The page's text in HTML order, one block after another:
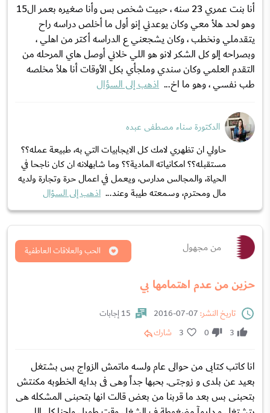
أنا بنت عمري 23 سنه ، حبيت شخص بس وأنا صغيره بعمر ال15
وهو لحد هلأ معي وكان يوعدني إنو أول ما أخلص دراسه راح
يتقدملي ونخطب ، وكان يشجعني ع الدراسه أكتر من اهلي ،
وبصراحه إلو كل الشكر لانو هو اللي خلاني أوصل هاي المرحله من
التقدم العلمي وكان سندي وملجأي بكل الأوقات أنا هلأ مخلصه
طب نفسي ، وهو ما اخ... اذهب إلى السؤال
الدكتورة سناء مصطفى عبده
حاولي ان تظهري لامك كل الايجابيات التي به، طبيعة عمله؟؟
مستقبله؟؟ امكانياته المادية؟؟ وما شابهلانه ان كان ناجحا في
الحياة، والمجالس مدارس، ويعمل في اعمال حرة وتجارة ولديه
مال ومحترم، وسمعته طيبة وعند... اذهب إلى السؤال
من مجهول
حزين من عدم اهتمامها بي
الحب والعلاقات العاطفية
تاريخ النشر:
15 إجابات
3
0
3 شارك
انا كاتب كتابى من حوالى عام ولسه ماتمش الزواج بس بشتغل
بعيد عن بلدى و زوجتى. بحبها جداً وهى فى بدايه الخطوبه مكنتش
بتحبنى بس بعد ما قربنا من بعض قالت انها بتحبنى المشكله هى